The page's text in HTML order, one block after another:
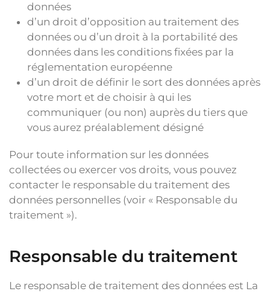
données
d’un droit d’opposition au traitement des
données ou d’un droit à la portabilité des
données dans les conditions fixées par la
réglementation européenne
d’un droit de définir le sort des données après
votre mort et de choisir à qui les
communiquer (ou non) auprès du tiers que
vous aurez préalablement désigné
Pour toute information sur les données
collectées ou exercer vos droits, vous pouvez
contacter le responsable du traitement des
données personnelles (voir « Responsable du
traitement »).
Responsable du traitement
Le responsable de traitement des données est La